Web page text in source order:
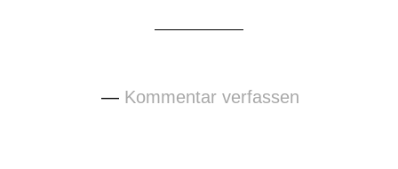
Kommentar verfassen